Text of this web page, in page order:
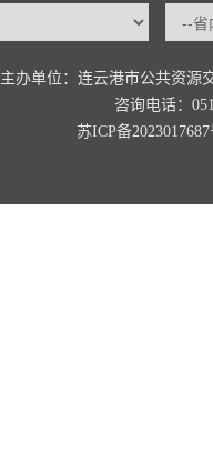
主办单位：连云港市公共资源
咨询电话：
苏ICP备